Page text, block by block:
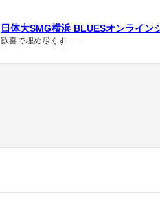
日体大SMG横浜 BLUESオンライン
歓喜で埋め尽くす ──